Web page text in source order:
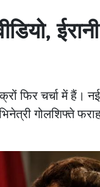
फिर चर्चा में हैं। नई
गोलशिफ्ते